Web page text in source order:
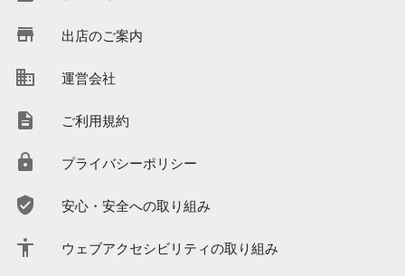
出店のご案内
運営会社
ご利用規約
プライバシーポリシー
安心・安全への取り組み
ウェブアクセシビリティの取り組み